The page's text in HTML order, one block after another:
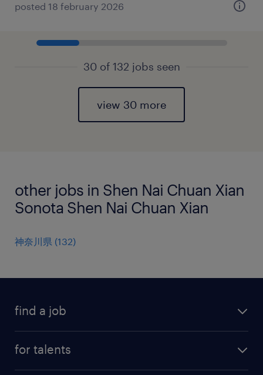
posted 18 february 2026
30 of 132 jobs seen
view 30 more
other jobs in Shen Nai Chuan Xian
Sonota Shen Nai Chuan Xian
神奈川県 (132)
find a job
for talents